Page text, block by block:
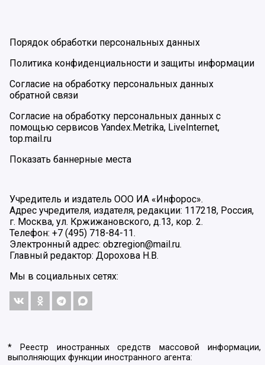
Порядок обработки персональных данных
Политика конфиденциальности и защиты информации
Согласие на обработку персональных данных
обратной связи
Согласие на обработку персональных данных с
помощью сервисов Yandex.Metrika, LiveInternet,
top.mail.ru
Показать баннерные места
Учредитель и издатель ООО ИА «Инфорос».
Адрес учредителя, издателя, редакции: 117218, Россия,
г. Москва, ул. Кржижановского, д.13, кор. 2.
Телефон: +7 (495) 718-84-11.
Электронный адрес: obzregion@mail.ru.
Главный редактор: Дорохова Н.В.
Мы в социальных сетях:
* Реестр иностранных средств массовой информации,
выполняющих функции иностранного агента: